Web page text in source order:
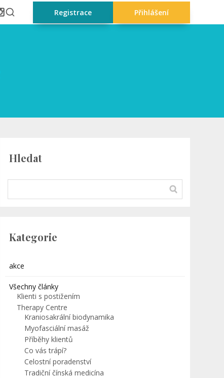
Registrace Přihlášení
Hledat
Kategorie
akce
Všechny články
Klienti s postižením
Therapy Centre
Kraniosakrální biodynamika
Myofasciální masáž
Příběhy klientů
Co vás trápí?
Celostní poradenství
Tradiční čínská medicína